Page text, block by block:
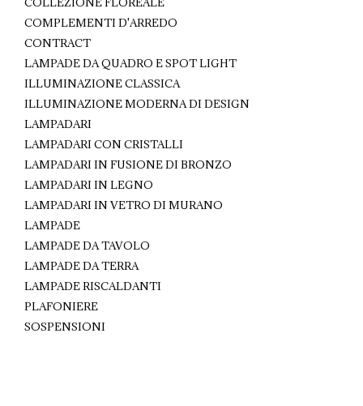
COMPLEMENTI D'ARREDO
CONTRACT
LAMPADE DA QUADRO E SPOT LIGHT
ILLUMINAZIONE CLASSICA
ILLUMINAZIONE MODERNA DI DESIGN
LAMPADARI
LAMPADARI CON CRISTALLI
LAMPADARI IN FUSIONE DI BRONZO
LAMPADARI IN LEGNO
LAMPADARI IN VETRO DI MURANO
LAMPADE
LAMPADE DA TAVOLO
LAMPADE DA TERRA
LAMPADE RISCALDANTI
PLAFONIERE
SOSPENSIONI